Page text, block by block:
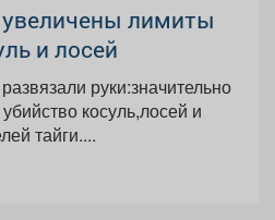
увеличены лимиты
и лосей
руки:значительно
косуль,лосей и
тайги....